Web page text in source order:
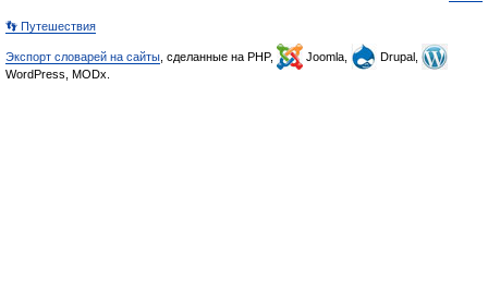
👣 Путешествия
Экспорт словарей на сайты , сделанные на PHP, Joomla,
Drupal,
WordPress, MODx.